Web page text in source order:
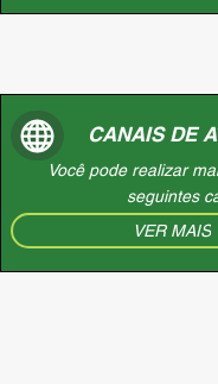
CANAIS DE
Você pode realizar
seguintes
VER MAIS